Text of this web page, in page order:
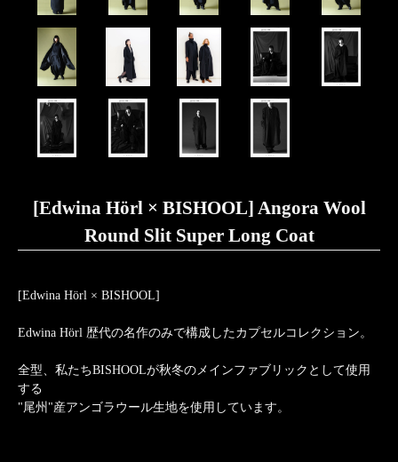
[Edwina Hörl × BISHOOL] Angora Wool
Round Slit Super Long Coat
[Edwina Hörl × BISHOOL]
Edwina Hörl 歴代の名作のみで構成したカプセルコレクション。
全型、私たちBISHOOLが秋冬のメインファブリックとして使用
する
"尾州"産アンゴラウール生地を使用しています。